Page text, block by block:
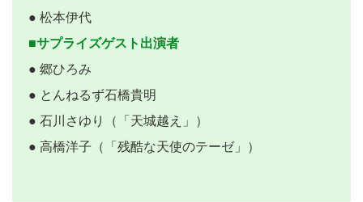
● 松本伊代
■サプライズゲスト出演者
● 郷ひろみ
● とんねるず石橋貴明
● 石川さゆり（「天城越え」）
● 高橋洋子（「残酷な天使のテーゼ」）